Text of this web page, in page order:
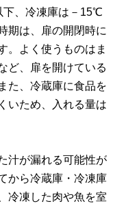
、冷凍庫は－15℃
期は、扉の開閉時に
。よく使うものはま
ど、扉を開けている
た、冷蔵庫に食品を
いため、入れる量は
汁が漏れる可能性が
から冷蔵庫・冷凍庫
冷凍した肉や魚を室